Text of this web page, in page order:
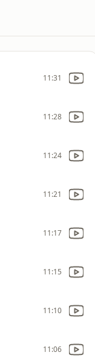
11:31
11:28
11:24
11:21
11:17
11:15
11:10
11:06